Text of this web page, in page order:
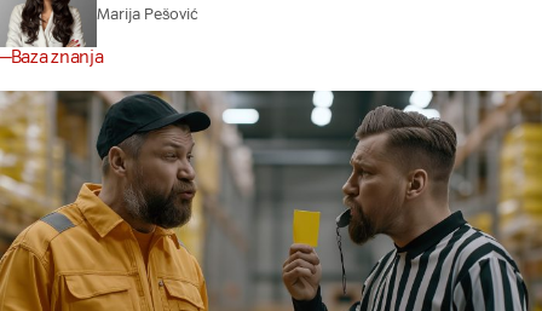
Marija Pešović
Baza znanja